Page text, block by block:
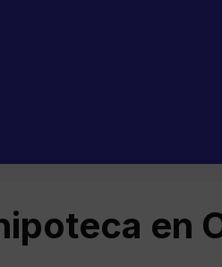
en